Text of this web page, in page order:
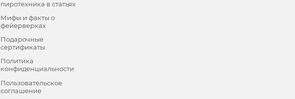
пиротехника в статьях
Мифы и факты о
фейерверках
Подарочные
сертификаты
Политика
конфиденциальности
Пользовательское
соглашение